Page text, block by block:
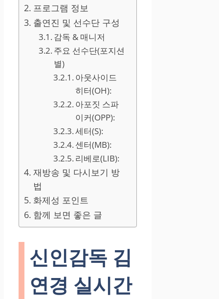
프로그램 정보
출연진 및 선수단 구성
감독 & 매니저
주요 선수단(포지션
별)
아웃사이드
히터(OH):
아포짓 스파
이커(OPP):
세터(S):
센터(MB):
리베로(LIB):
재방송 및 다시보기 방
법
화제성 포인트
함께 보면 좋은 글
신인감독 김
연경 실시간